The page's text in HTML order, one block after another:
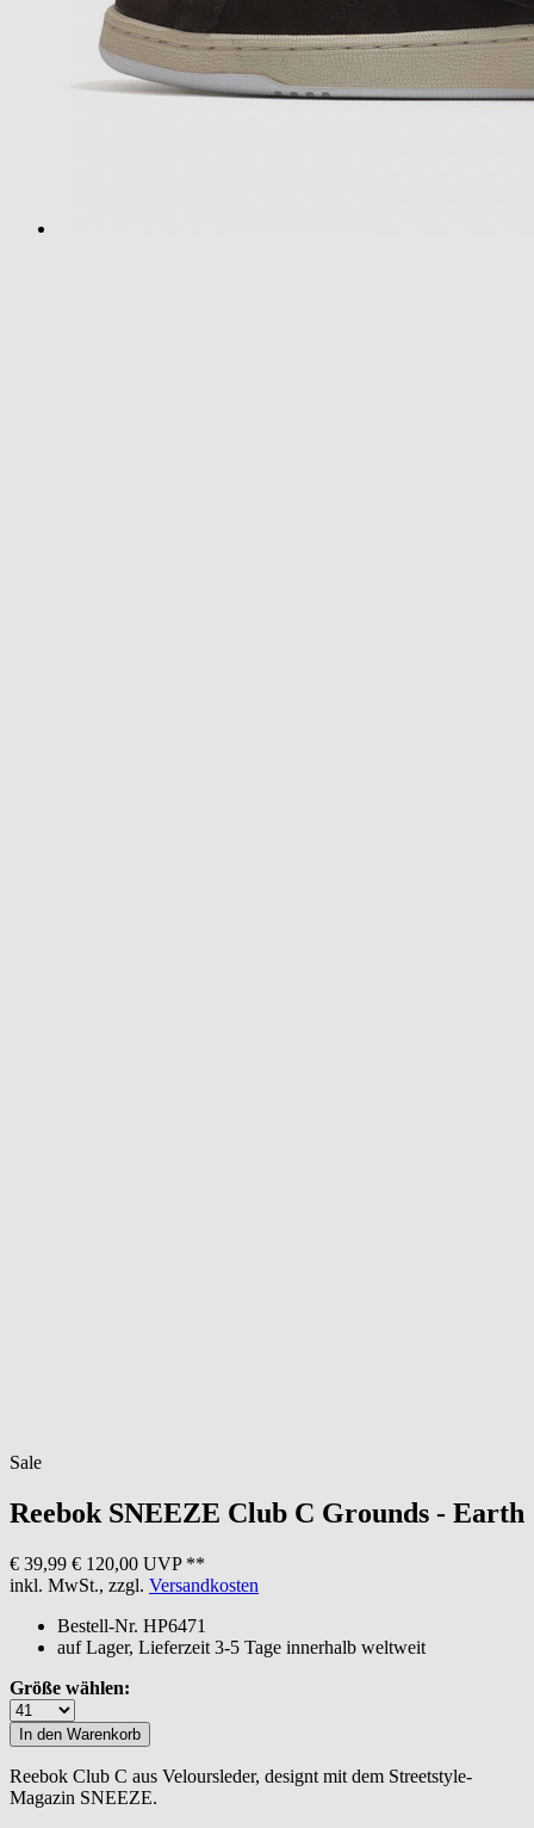
Sale
Reebok SNEEZE Club C Grounds - Earth
€ 39,99 € 120,00 UVP **
inkl. MwSt., zzgl. Versandkosten
Bestell-Nr. HP6471
auf Lager, Lieferzeit 3-5 Tage innerhalb weltweit
Größe wählen:
Reebok Club C aus Veloursleder, designt mit dem Streetstyle-
Magazin SNEEZE.